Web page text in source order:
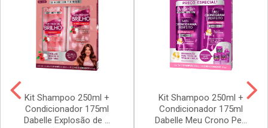
Kit Shampoo 250ml +
Condicionador 175ml
Dabelle Explosão de ...
Kit Shampoo 250ml +
Condicionador 175ml
Dabelle Meu Crono Pe...